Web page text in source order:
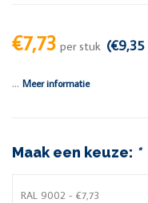
€7,73 per stuk (€9,35
... Meer informatie
Maak een keuze: *
RAL 9002 - €7,73